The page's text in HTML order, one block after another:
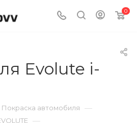
0
Evolute i-
Покраска автомобиля —
—